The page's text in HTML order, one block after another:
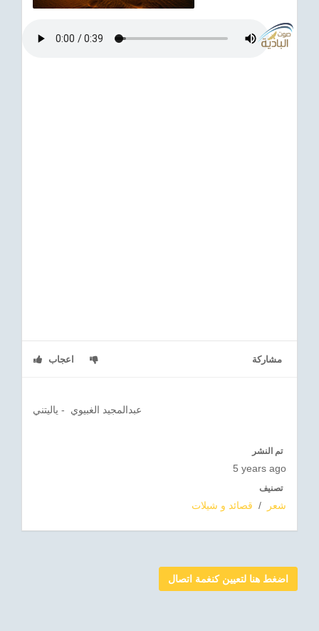
ترفيهي
اعجاب مشاركة
تم النشر
5 years ago
تصنيف
شعر / قصائد و شيلات
اضغط هنا لتعيين كنغمة اتصال